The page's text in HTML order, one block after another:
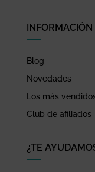
INFORMACIÓN
Blog
Novedades
Los más
Club de afiliados
¿TE